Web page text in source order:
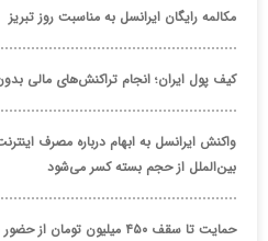
مکالمه رایگان ایرانسل به مناسبت روز تبریز
کیف پول ایران؛ انجام تراکنش‌های مالی
واکنش ایرانسل به ابهام درباره مصرف
بین‌الملل از حجم بسته کسر می‌شود